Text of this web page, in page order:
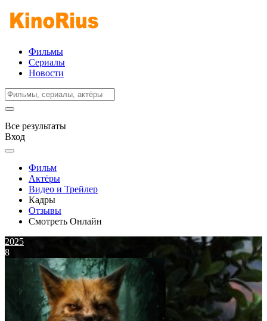
Фильмы
Сериалы
Новости
Все результаты
Вход
Фильм
Актёры
Видео и Трейлер
Кадры
Отзывы
Смотреть Онлайн
2025
8